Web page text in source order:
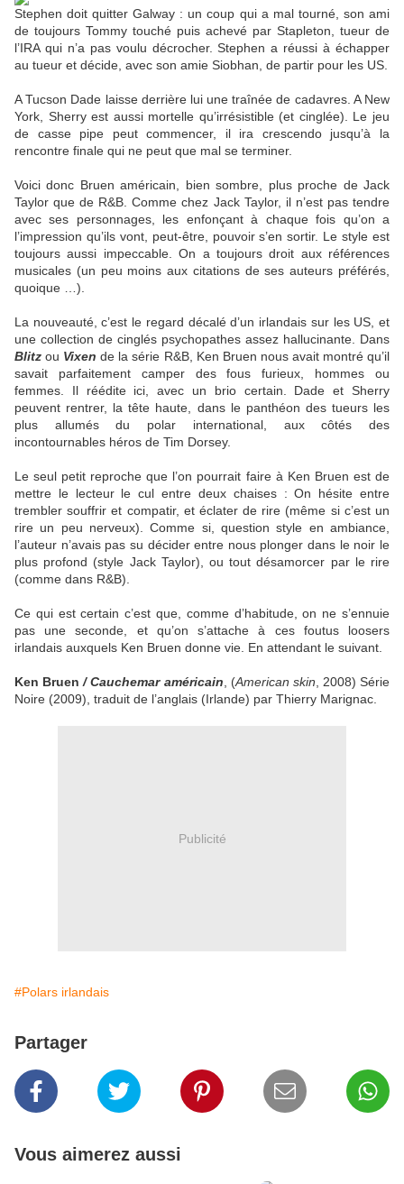
Stephen doit quitter Galway : un coup qui a mal tourné, son ami
de toujours Tommy touché puis achevé par Stapleton, tueur de
l’IRA qui n’a pas voulu décrocher. Stephen a réussi à échapper
au tueur et décide, avec son amie Siobhan, de partir pour les US.
A Tucson Dade laisse derrière lui une traînée de cadavres. A New
York, Sherry est aussi mortelle qu’irrésistible (et cinglée). Le jeu
de casse pipe peut commencer, il ira crescendo jusqu’à la
rencontre finale qui ne peut que mal se terminer.
Voici donc Bruen américain, bien sombre, plus proche de Jack
Taylor que de R&B. Comme chez Jack Taylor, il n’est pas tendre
avec ses personnages, les enfonçant à chaque fois qu’on a
l’impression qu’ils vont, peut-être, pouvoir s’en sortir. Le style est
toujours aussi impeccable. On a toujours droit aux références
musicales (un peu moins aux citations de ses auteurs préférés,
quoique …).
La nouveauté, c’est le regard décalé d’un irlandais sur les US, et
une collection de cinglés psychopathes assez hallucinante. Dans
Blitz ou Vixen de la série R&B, Ken Bruen nous avait montré qu’il
savait parfaitement camper des fous furieux, hommes ou
femmes. Il réédite ici, avec un brio certain. Dade et Sherry
peuvent rentrer, la tête haute, dans le panthéon des tueurs les
plus allumés du polar international, aux côtés des
incontournables héros de Tim Dorsey.
Le seul petit reproche que l’on pourrait faire à Ken Bruen est de
mettre le lecteur le cul entre deux chaises : On hésite entre
trembler souffrir et compatir, et éclater de rire (même si c’est un
rire un peu nerveux). Comme si, question style en ambiance,
l’auteur n’avais pas su décider entre nous plonger dans le noir le
plus profond (style Jack Taylor), ou tout désamorcer par le rire
(comme dans R&B).
Ce qui est certain c’est que, comme d’habitude, on ne s’ennuie
pas une seconde, et qu’on s’attache à ces foutus loosers
irlandais auxquels Ken Bruen donne vie. En attendant le suivant.
Ken Bruen/ Cauchemar américain , (American skin , 2008) Série
Noire (2009), traduit de l’anglais (Irlande) par Thierry Marignac.
Publicité
#Polars irlandais
Partager
Vous aimerez aussi